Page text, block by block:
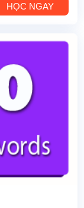
HỌC NGAY